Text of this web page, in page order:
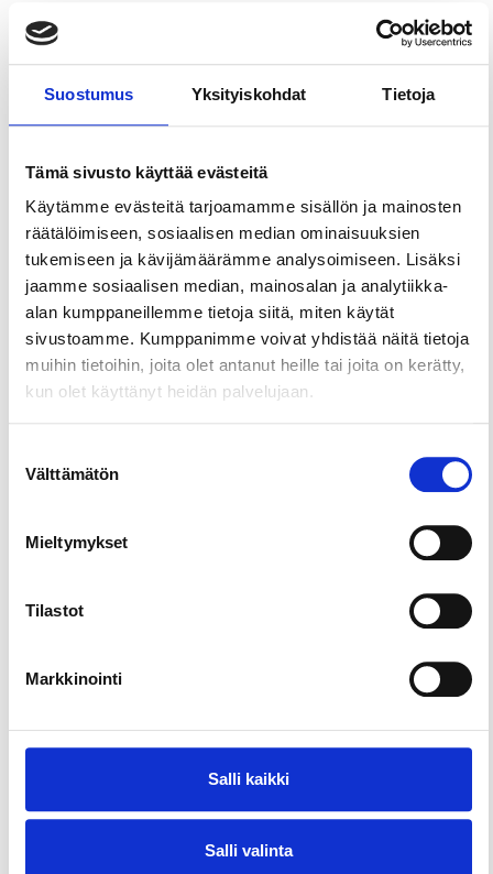
Suostumus Yksityiskohdat Tietoja
Tämä sivusto käyttää evästeitä
Käytämme evästeitä tarjoamamme sisällön ja mainosten
räätälöimiseen, sosiaalisen median ominaisuuksien
tukemiseen ja kävijämäärämme analysoimiseen. Lisäksi
jaamme sosiaalisen median, mainosalan ja analytiikka-
alan kumppaneillemme tietoja siitä, miten käytät
sivustoamme. Kumppanimme voivat yhdistää näitä tietoja
muihin tietoihin, joita olet antanut heille tai joita on kerätty,
kun olet käyttänyt heidän palvelujaan.
valinta
Välttämätön
Mieltymykset
Tilastot
Markkinointi
Salli kaikki
Salli valinta
rannassa, sijaitsee Maatialanharju. Reitti on
viitoitettu, noin viiden kilometrin mittainen harjun
laelle nouseva luontopolku, joka alkaa
40 metriä. Reitti on helppokulkuista erityisesti
harjun laella, mutta Vihnusjärven rantaosat ovat
paikoin kivikkoisia ja juurakkoisia. Harjulla kasvaa
pääosin mänty- ja kuusivaltaista metsää, mutta
Maatialanharju on kuuluisa myös ketokasveista ja
erityisesti ketosienilajeista.
Harjun itäosassa sijaitsee ensimmäisen
maailmansodan aikaisia vallihautoja, joiden ohitse